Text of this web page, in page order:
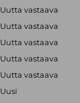
Uutta vastaava
Uutta vastaava
Uutta vastaava
Uutta vastaava
Uutta vastaava
Uusi